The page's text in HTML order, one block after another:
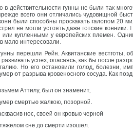
в действительности гунны не были так
всего они отличались чудовищной
были способны проскакать галопом 20
не могли устоять даже готские
купленными у европейских племен.
мало интересовали.
перешли Рейн. Аквитанские вестготы,
успех, опасаясь, как бы после
Но его остановили голод, болезни,
от разрыва кровеносного сосуда. Как
Аттилу, был он знаменит,
смертью жалкою, позорной.
нос, своей он кровью черной
сне до смерти изошел.